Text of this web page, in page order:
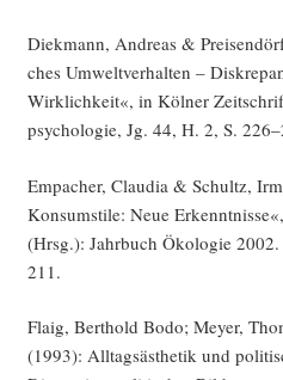
Diek­mann, Andre­as &
ches Umwelt­ver­hal­ten –
Wirk­lich­keit«, in Köl­ner
psy­cho­lo­gie, Jg. 44, H. 2, S.
Empa­cher, Clau­dia & Schultz,
Kon­sum­sti­le: Neue
(Hrsg.): Jahr­buch Öko­lo­gie
211.
Flaig, Bert­hold Bodo; Mey­er,
(1993): All­tags­äs­the­tik und